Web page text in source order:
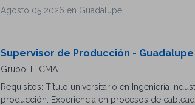
Agosto 05 2026 en Guadalupe
Supervisor de Producción - Guadalupe
Grupo TECMA
Requisitos: Título universitario en Ingeniería
producción. Experiencia en procesos de